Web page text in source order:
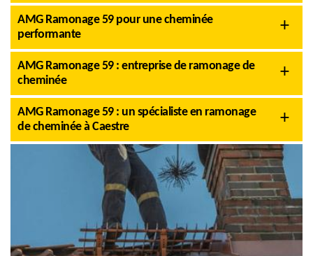
AMG Ramonage 59 pour une cheminée
performante
AMG Ramonage 59 : entreprise de ramonage de
cheminée
AMG Ramonage 59 : un spécialiste en ramonage
de cheminée à Caestre